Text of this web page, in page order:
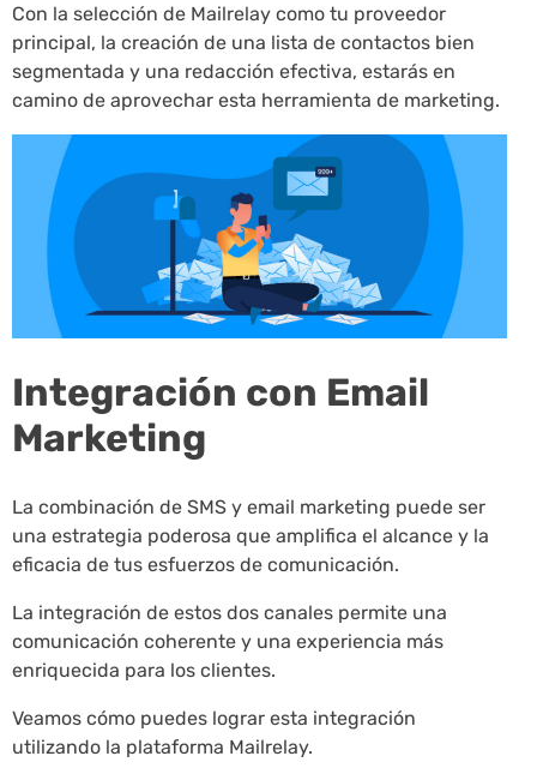
Con la selección de Mailrelay como tu proveedor
principal, la creación de una lista de contactos bien
segmentada y una redacción efectiva, estarás en
camino de aprovechar esta herramienta de marketing.
Integración con Email
Marketing
La combinación de SMS y email marketing puede ser
una estrategia poderosa que amplifica el alcance y la
eficacia de tus esfuerzos de comunicación.
La integración de estos dos canales permite una
comunicación coherente y una experiencia más
enriquecida para los clientes.
Veamos cómo puedes lograr esta integración
utilizando la plataforma Mailrelay.